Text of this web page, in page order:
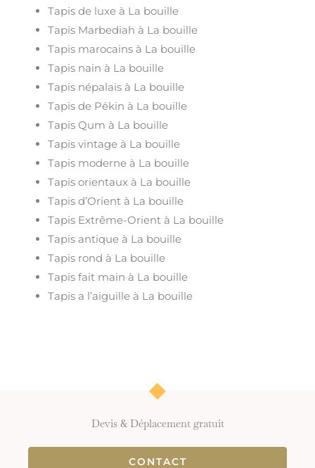
Tapis de luxe à La bouille
Tapis Marbediah à La bouille
Tapis marocains à La bouille
Tapis nain à La bouille
Tapis népalais à La bouille
Tapis de Pékin à La bouille
Tapis Qum à La bouille
Tapis vintage à La bouille
Tapis moderne à La bouille
Tapis orientaux à La bouille
Tapis d’Orient à La bouille
Tapis Extrême-Orient à La bouille
Tapis antique à La bouille
Tapis rond à La bouille
Tapis fait main à La bouille
Tapis a l’aiguille à La bouille
Devis & Déplacement gratuit
CONTACT